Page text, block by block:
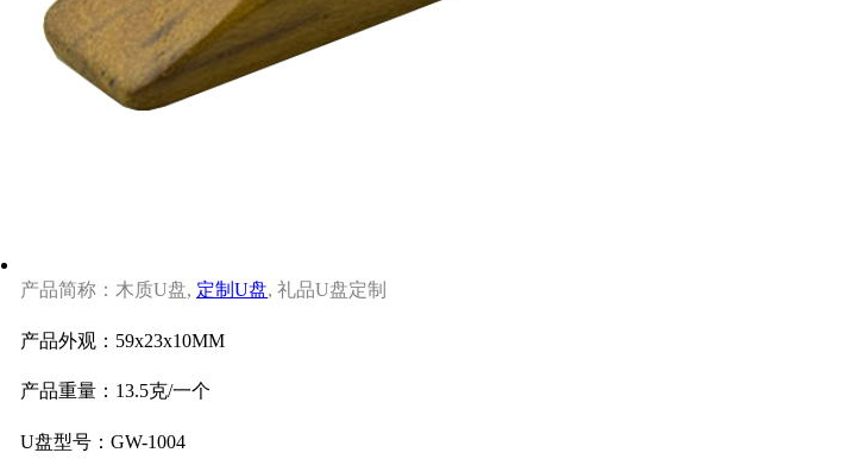
产品简称：木质U盘, 定制U盘, 礼品U盘定制
产品外观：59x23x10MM
产品重量：13.5克/一个
U盘型号：GW-1004